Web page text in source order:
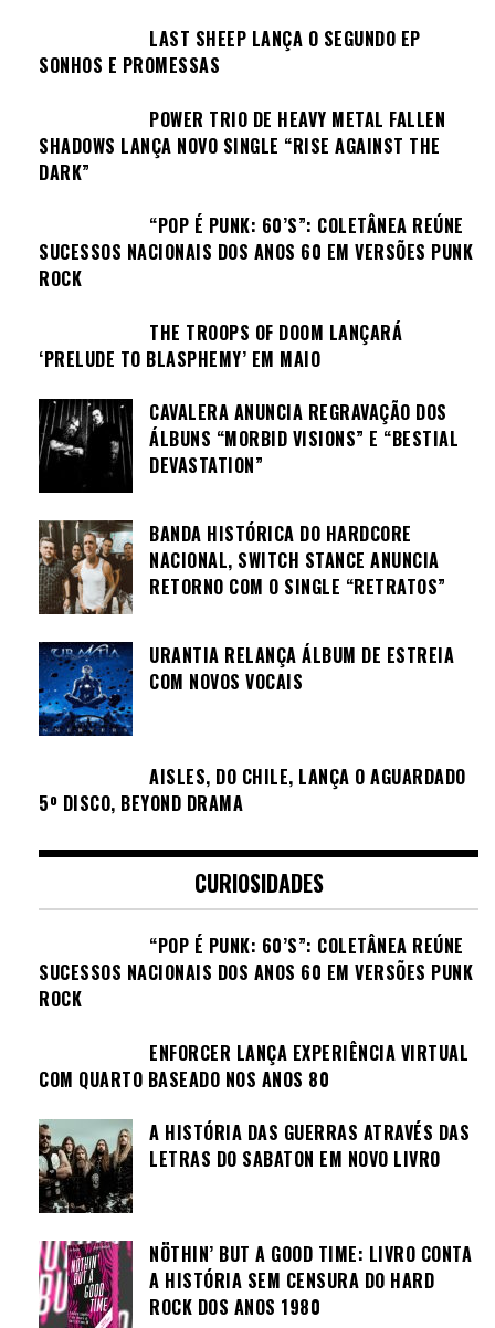
LAST SHEEP LANÇA O SEGUNDO EP
SONHOS E PROMESSAS
POWER TRIO DE HEAVY METAL FALLEN
SHADOWS LANÇA NOVO SINGLE “RISE AGAINST THE
DARK”
“POP É PUNK: 60’S”: COLETÂNEA REÚNE
SUCESSOS NACIONAIS DOS ANOS 60 EM VERSÕES PUNK
ROCK
THE TROOPS OF DOOM LANÇARÁ
‘PRELUDE TO BLASPHEMY’ EM MAIO
CAVALERA ANUNCIA REGRAVAÇÃO DOS
ÁLBUNS “MORBID VISIONS” E “BESTIAL
DEVASTATION”
BANDA HISTÓRICA DO HARDCORE
NACIONAL, SWITCH STANCE ANUNCIA
RETORNO COM O SINGLE “RETRATOS”
URANTIA RELANÇA ÁLBUM DE ESTREIA
COM NOVOS VOCAIS
AISLES, DO CHILE, LANÇA O AGUARDADO
5º DISCO, BEYOND DRAMA
CURIOSIDADES
“POP É PUNK: 60’S”: COLETÂNEA REÚNE
SUCESSOS NACIONAIS DOS ANOS 60 EM VERSÕES PUNK
ROCK
ENFORCER LANÇA EXPERIÊNCIA VIRTUAL
COM QUARTO BASEADO NOS ANOS 80
A HISTÓRIA DAS GUERRAS ATRAVÉS DAS
LETRAS DO SABATON EM NOVO LIVRO
NÖTHIN’ BUT A GOOD TIME: LIVRO CONTA
A HISTÓRIA SEM CENSURA DO HARD
ROCK DOS ANOS 1980